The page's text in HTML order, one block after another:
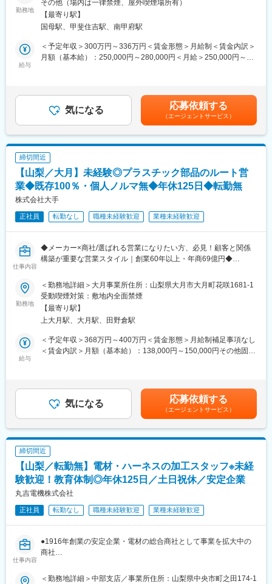
・働きやすさ…残業や不規則勤務の削減、年休125日、残業月平
均30時間で働きやすさ◎
半導体から産業用ロボット、医療機器、液晶製造装置まで、あら
ゆる電子機器に必要不可欠な「電線・ケーブル」を取り扱う独立
双方にとって最良の提案を行っています。
特に医療機器分野を得意としており、変化の激しい業界の顧客ニ
ーズに対応して業績を伸ばしています。商社でありながら自社工
場を構え、プラスαの価値を生み出しているのも特徴。国内最大手
の産業用機器メーカーである顧客に対して課題をお伺いし、最適
な製品を提案することで、名だたる大手メーカーから高い信頼を
寄せられています。
変更の範囲：会社の定める業務
～午後ゆとりを持って自分の時間を確保したい方へ～
■当社について：
・当社は、生産者と消費者をつなぎ、山梨の新鮮な野菜や果物を
全国へ届けることで生活を支えるやりがいを実感できる職場で
す。
す。
■業務概要：
■業務詳細：
・市場に来場されるお客様に対して商品のご紹介、値付け
・電話での受注対応（携帯電話へ直接かかってきます）
・相対営業
┗せりではなくお客様と１対１で価格交渉や年間契約について
の商談
┗重量物はフォークリフトを使用します
・訪問するお客様は山梨県内がメインです。
・社有車（ハイエースや軽トラック）で訪問し、商品を持ち帰っ
てくることもあります。
■組織構成：
・営業担当：15名（60歳と30代・40代が半数ずつ）
・野菜部と果実部で分かれており、その中でも商品ごとに担当制
・未経験の方はまずは商品の知識と業務の流れを覚えて頂くた
め、OJTにて教育致します。
・フォークリフト免許をお持ちでない方は、入社してから取得頂
■当社・業務の特徴
・山梨県産をはじめ全国各地の野菜・くだものを販売しており、
お客様のニーズに合わせた規格での加工も社内で行っています。
・業務開始は早いですが終業が14時半で、繁忙期でも16時には帰
宅できるため、家族との時間を確保できます！小さいお子さんが
勤務地
その他（場内は一律禁煙、屋外喫煙場所有）
【最寄り駅】
国母駅、甲斐住吉駅、南甲府駅
給与
＜予定年収＞300万円～336万円＜賃金形態＞月給制＜賃金内訳＞
月額（基本給）：250,000円～280,000円＜月給＞250,000円～
月給(月額)は固定手当を含めた表記です。
気になる 応募依頼する
（エージェントサービス）
締切間近
【山梨／大月】未経験◎プラスチック部品のルート営
業◆既存100％・個人ノルマ無◆年休125日◆転勤無
株式会社大手
正社員 転勤なし 職種未経験歓迎 業種未経験歓迎
仕事内容
◆メーカー×商社/選ばれる営業になりたい方、必見！顧客と関係
構築が重要な営業スタイル｜創業60年以上・年商69億円◆
■職務内容：
パソコン、通信インフラ機器などに使用されるプラスチック部品
を中心とした製品の営業をお任せ。基本的に既存顧客を対象と
し、製品の販売から新製品の企画提案までを担当します。
1日に1～3件程度の訪問を行い、顧客の設計担当や購買担当と連
携しながら、ニーズに合った製品を提案・納品します。
＜顧客例＞富士通、ファナック、日立製作所、三菱電機、古河電
気工業、コニカミノルタ、富士電機、ニコン、荏原製作所、牧野
■具体的には
・IT機器メーカーへの定期訪問活動、新規製品のご案内
・顧客のヒアリングを踏まえて見積書作成 、販売価格の決定
寄り添ってご提案していくスタイルです★営業事務のサポートが
あり、営業に専念することができます
■業務の特徴
・顧客と信頼関係により、顧客が新製品を開発する際には、プロ
ジェクトの早期フェーズから相談を受ける事も有ります。
新製品開発のプロジェクトに早期から参画し、営業と設計が一体
・事務担当者のサポートがあり、営業に専念することができま
す。
良にも貢献できます。
勤務地
＜勤務地詳細＞大月事業所住所：山梨県大月市大月町花咲1681-1
受動喫煙対策：敷地内全面禁煙
【最寄り駅】
上大月駅、大月駅、田野倉駅
給与
＜予定年収＞368万円～400万円＜賃金形態＞月給制補足事項なし
＜賃金内訳＞月額（基本給）：138,000円～150,000円その他固定
む）＜昇給有無＞有＜残業手当＞有＜給与補足＞※給与詳細は、経
験・能力等を考慮し決定します。■昇給：年1回■賞与：年2回（6
月、12月）※過去実績…4ヶ月分■モデル年収：・年収520万円／
32歳 営業リーダー 経験7年賃金はあくまでも目安の金額であり、
選考を通じて上下する可能性があります。月給(月額)は固定手当を
含めた表記です。
気になる 応募依頼する
（エージェントサービス）
締切間近
【山梨／転勤無】電材・ハーネスの加工スタッフ※未経
験歓迎！教育体制◎年休125日／土日祝休／安定企業
丸吉電機株式会社
正社員 転勤なし 職種未経験歓迎 業種未経験歓迎
仕事内容
●1916年創業の安定企業・電材の総合商社として事業を拡大中の
商社
●未経験の方もしっかりとサポートをしますので、ご安心ください
＜勤務地詳細＞中部支店／事業所住所：山梨県中央市町之田174-1